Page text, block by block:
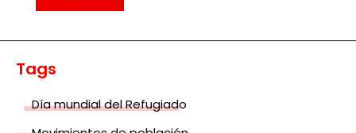
Tags
Día mundial del Refugiado